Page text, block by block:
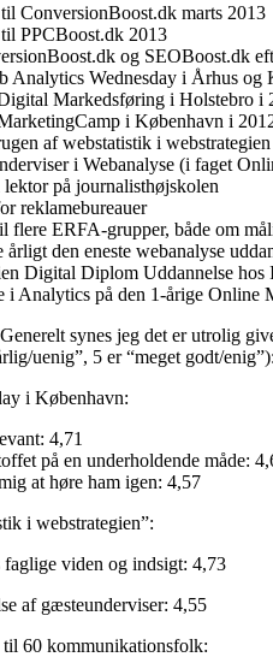
ConversionBoost.dk marts 2013
PPCBoost.dk 2013
og SEOBoost.dk
Analytics Wednesday i Århus og
Markedsføring i Holstebro i
i København i
af webstatistik i
i Webanalyse (i faget
på journalisthøjskolen
reklamebureauer
ERFA-grupper, både om
årligt den eneste webanalyse
Digital Diplom Uddannelse
i Analytics på den 1-årige Online
synes jeg det er utrolig
uenig”, 5 er “meget godt/enig”):
i København:
4,71
på en underholdende måde:
at høre ham igen: 4,57
i webstrategien”:
viden og indsigt: 4,73
af gæsteunderviser: 4,55
60 kommunikationsfolk: